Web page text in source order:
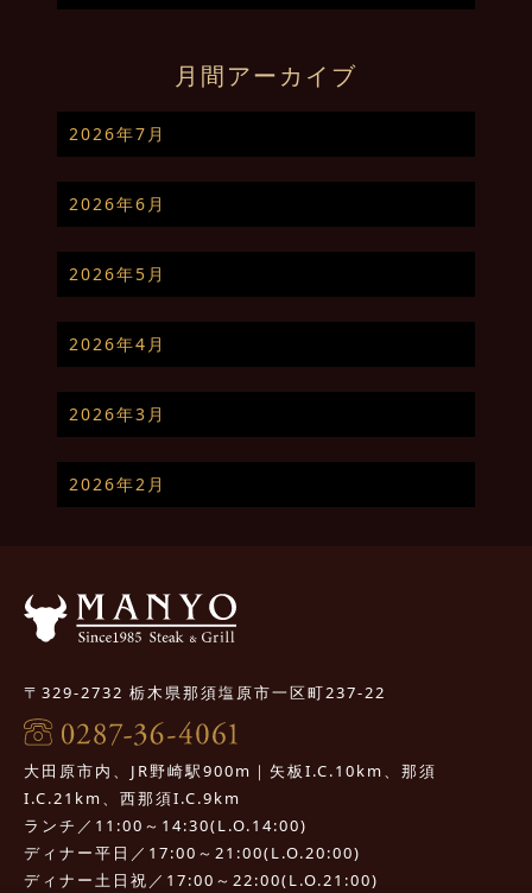
月間アーカイブ
2026年7月
2026年6月
2026年5月
2026年4月
2026年3月
2026年2月
〒329-2732 栃木県那須塩原市一区町237-22
大田原市内、JR野崎駅900m｜矢板I.C.10km、那須
I.C.21km、西那須I.C.9km
ランチ／11:00～14:30(L.O.14:00)
ディナー平日／17:00～21:00(L.O.20:00)
ディナー土日祝／17:00～22:00(L.O.21:00)